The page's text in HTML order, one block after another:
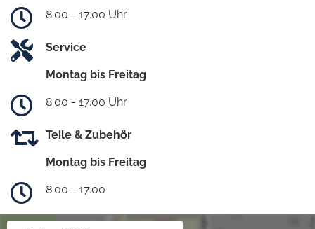
8.00 - 17.00 Uhr
Service
Montag bis Freitag
8.00 - 17.00 Uhr
Teile & Zubehör
Montag bis Freitag
8.00 - 17.00